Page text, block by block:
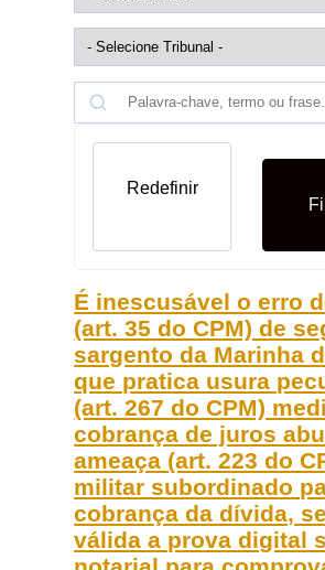
Redefinir
É inescusável o erro
(art. 35 do CPM) de
sargento da Marinha
que pratica usura
(art. 267 do CPM)
cobrança de juros
ameaça (art. 223 do
militar subordinado
cobrança da dívida,
válida a prova digital